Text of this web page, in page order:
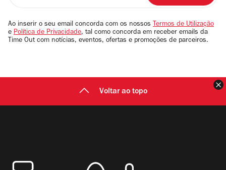
email
Ao inserir o seu email concorda com os nossos Termos de Utilização
e Política de Privacidade, tal como concorda em receber emails da
Time Out com notícias, eventos, ofertas e promoções de parceiros.
Voltar ao topo